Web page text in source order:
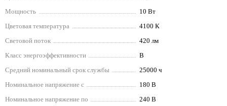
Мощность
10 Вт
Цветовая температура
4100 К
Световой поток
420 лм
Класс энергоэффективности
B
Средний номинальный срок службы
25000 ч
Номинальное напряжение с
180 В
Номинальное напряжение по
240 В